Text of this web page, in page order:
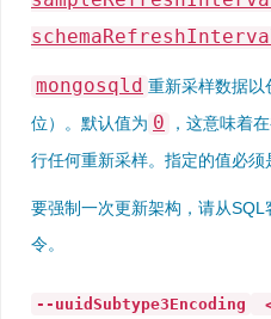
mongosqld 重新采样数据以
位）。默认值为 0
，这意味着
行任何重新采样。指定的值必须
要强制一次更新架构，请从SQL
令。
--uuidSubtype3Encoding